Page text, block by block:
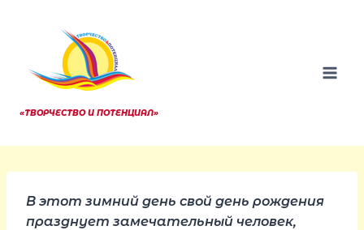
содержанию
«ТВОРЧЕСТВО И ПОТЕНЦИАЛ»
В этот зимний день свой день рождения
празднует замечательный человек,